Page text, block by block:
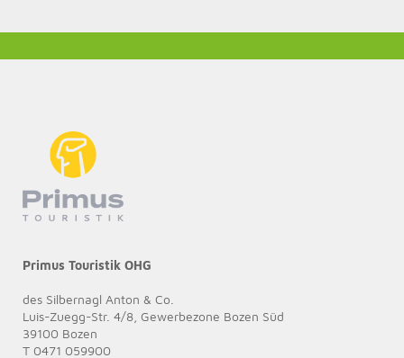
Primus Touristik OHG
des Silbernagl Anton & Co.
Luis-Zuegg-Str. 4/8, Gewerbezone Bozen Süd
39100 Bozen
T 0471 059900